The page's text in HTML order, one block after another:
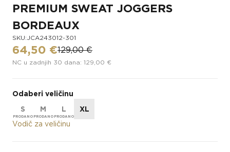
PREMIUM SWEAT JOGGERS
BORDEAUX
SKU:JCA243012-301
64,50 €129,00 €
NC u zadnjih 30 dana: 129,00 €
Odaberi veličinu
S
M L
XL
Vodič za veličinu